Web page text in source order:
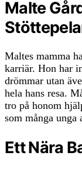
Malte
Maltes mamma
karriär. Hon har
drömmar utan
hela hans resa.
tro på honom
som många unga
Ett Nära